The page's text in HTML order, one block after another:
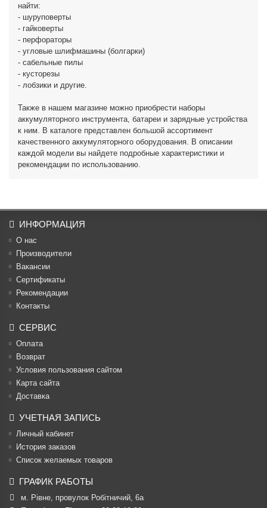
найти:
- шуруповерты
- гайковерты
- перфораторы
- угловые шлифмашины (болгарки)
- сабельные пилы
- кусторезы
- лобзики и другие.
Также в нашем магазине можно приобрести наборы
аккумуляторного инструмента, батареи и зарядные устройства
к ним. В каталоге представлен большой ассортимент
качественного аккумуляторного оборудования. В описании
каждой модели вы найдете подробные характеристики и
рекомендации по использованию.
ИНФОРМАЦИЯ
О нас
Производители
Вакансии
Cертификаты
Рекомендации
Контакты
СЕРВИС
Оплата
Возврат
Условия пользования сайтом
Карта сайта
Доставка
УЧЕТНАЯ ЗАПИСЬ
Личный кабинет
История заказов
Список желаемых товаров
ГРАФИК РАБОТЫ
м. Рівне, провулок Робітничий, 6а